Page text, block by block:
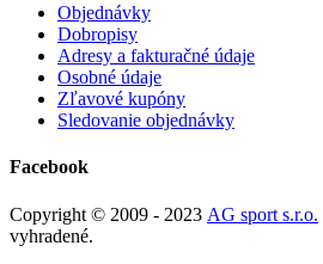
Objednávky
Dobropisy
Adresy a fakturačné údaje
Osobné údaje
Zľavové kupóny
Sledovanie objednávky
Facebook
Copyright © 2009 - 2023 AG sport s.r.o.
vyhradené.